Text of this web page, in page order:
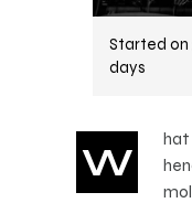
Started on
days
W
hat